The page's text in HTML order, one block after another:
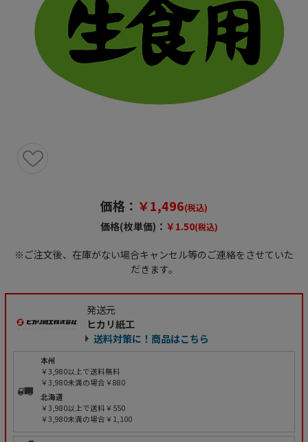
価格： ￥1,496(税込)
価格(枚単価)： ￥1.50(税込)
※ご注文後、在庫がない場合キャンセル等のご連絡をさせていた
だきます。
発送元
ヒカリ紙工
送料対策に！商品はこちら
本州
￥3,980以上で送料無料
￥3,980未満の場合￥880
北海道
￥3,980以上で送料￥550
￥3,980未満の場合￥1,100